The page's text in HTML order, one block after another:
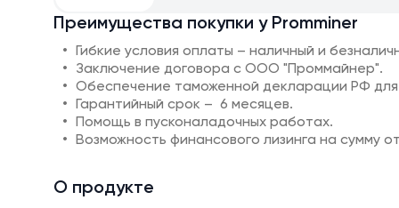
Преимущества покупки у Promminer
Гибкие условия оплаты – наличный и
Заключение договора с ООО "Проммайнер".
Обеспечение таможенной декларации РФ
Гарантийный срок – 6 месяцев.
Помощь в пусконаладочных работах.
Возможность финансового лизинга на сумму
О продукте